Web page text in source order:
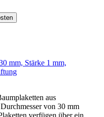
mm, Stärke 1 mm,
aus
von 30 mm
verfügen über ein